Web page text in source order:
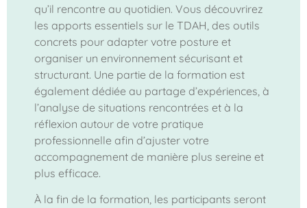
qu’il rencontre au quotidien. Vous découvrirez
les apports essentiels sur le TDAH, des outils
concrets pour adapter votre posture et
organiser un environnement sécurisant et
structurant. Une partie de la formation est
également dédiée au partage d’expériences, à
l’analyse de situations rencontrées et à la
réflexion autour de votre pratique
professionnelle afin d’ajuster votre
accompagnement de manière plus sereine et
plus efficace.
À la fin de la formation, les participants seront